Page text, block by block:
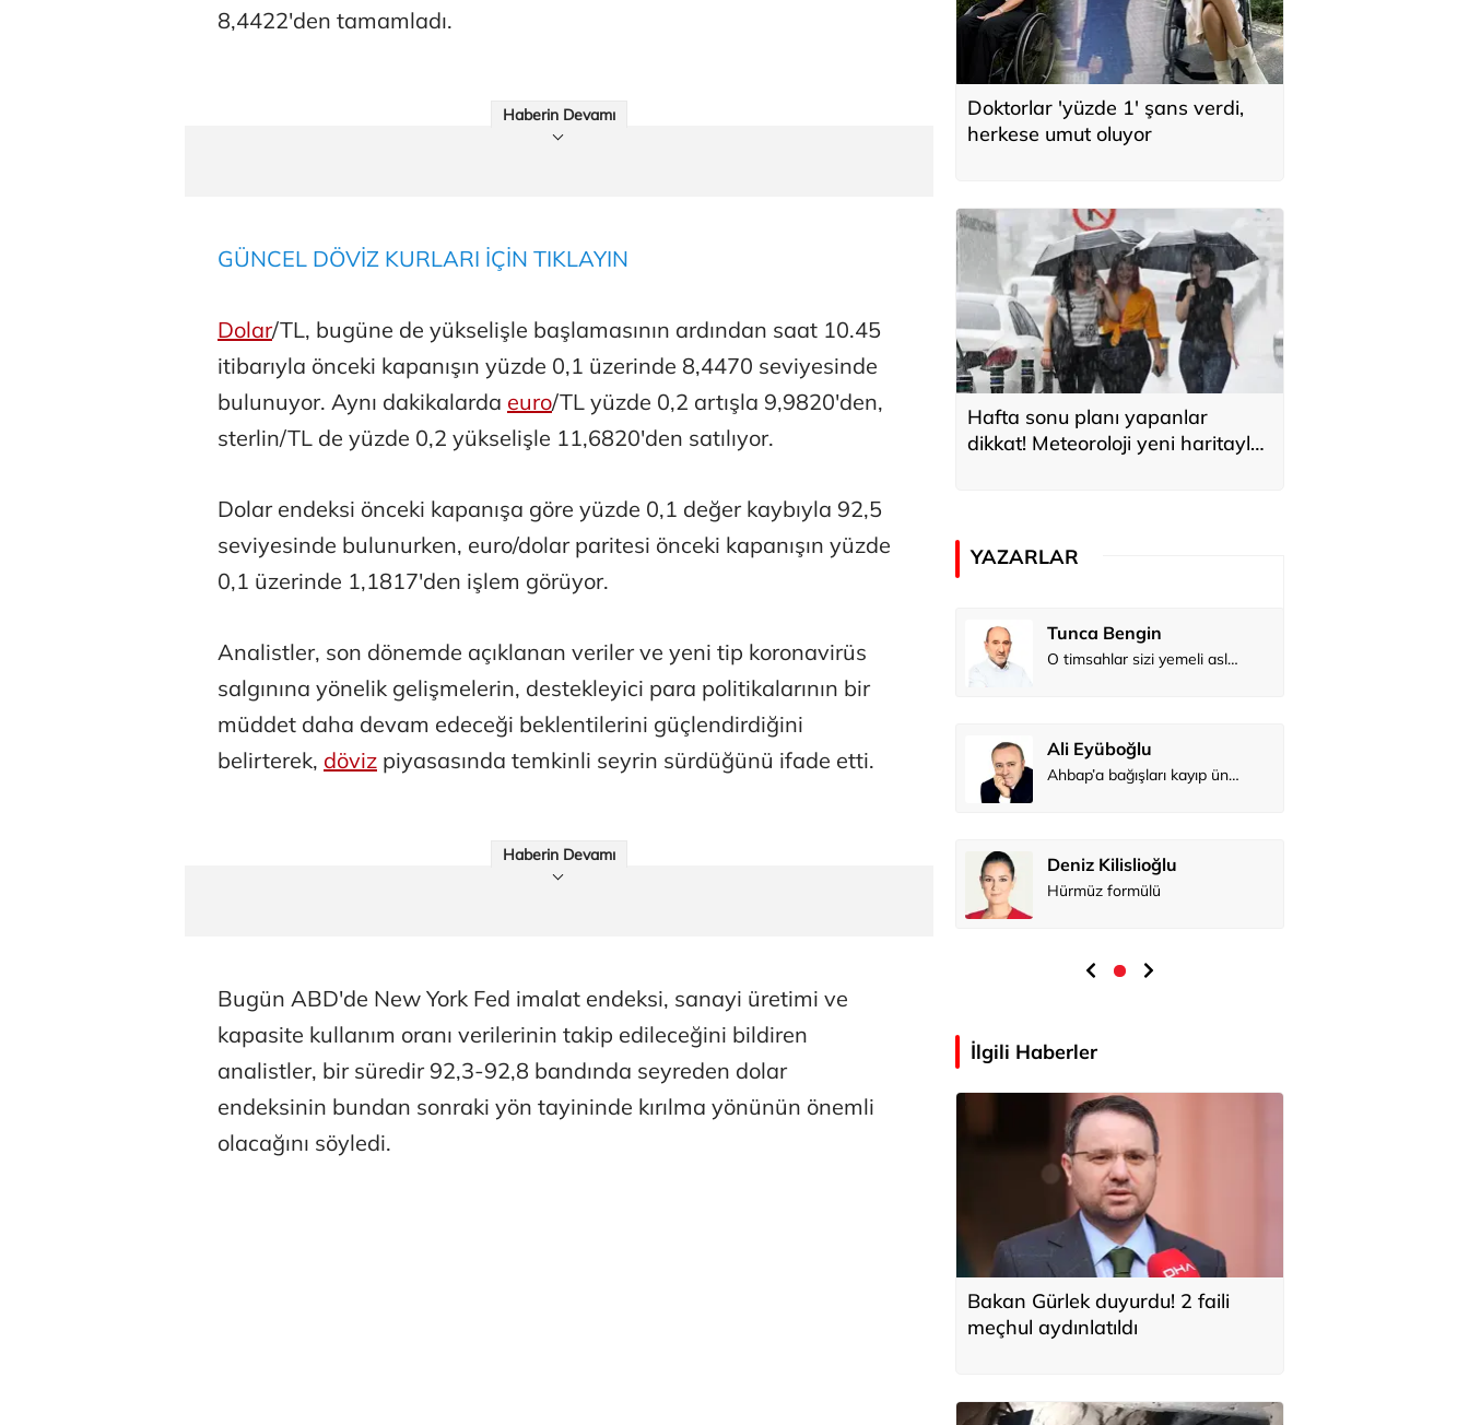
8,4422'den tamamladı.
Haberin Devamı
GÜNCEL DÖVİZ KURLARI İÇİN TIKLAYIN
Dolar/TL, bugüne de yükselişle başlamasının ardından saat 10.45
itibarıyla önceki kapanışın yüzde 0,1 üzerinde 8,4470 seviyesinde
bulunuyor. Aynı dakikalarda euro/TL yüzde 0,2 artışla 9,9820'den,
sterlin/TL de yüzde 0,2 yükselişle 11,6820'den satılıyor.
Dolar endeksi önceki kapanışa göre yüzde 0,1 değer kaybıyla 92,5
seviyesinde bulunurken, euro/dolar paritesi önceki kapanışın yüzde
0,1 üzerinde 1,1817'den işlem görüyor.
Analistler, son dönemde açıklanan veriler ve yeni tip koronavirüs
salgınına yönelik gelişmelerin, destekleyici para politikalarının bir
müddet daha devam edeceği beklentilerini güçlendirdiğini
belirterek, döviz piyasasında temkinli seyrin sürdüğünü ifade etti.
Haberin Devamı
Bugün ABD'de New York Fed imalat endeksi, sanayi üretimi ve
kapasite kullanım oranı verilerinin takip edileceğini bildiren
analistler, bir süredir 92,3-92,8 bandında seyreden dolar
endeksinin bundan sonraki yön tayininde kırılma yönünün önemli
olacağını söyledi.
Doktorlar 'yüzde 1' şans verdi,
herkese umut oluyor
Hafta sonu planı yapanlar
dikkat! Meteoroloji yeni haritayla
YAZARLAR
O timsahlar sizi yemeli aslında!...
Ali Eyüboğlu
Ahbap’a bağışları kayıp ünlüler var
Deniz Kilislioğlu
Ali Eyüboğlu
Tunca Bengin
O timsahlar sizi yemeli aslında!...
Ali Eyüboğlu
Ahbap’a bağışları kayıp ünlüler var
Deniz Kilislioğlu
Hürmüz formülü
İlgili Haberler
Bakan Gürlek duyurdu! 2 faili
meçhul aydınlatıldı